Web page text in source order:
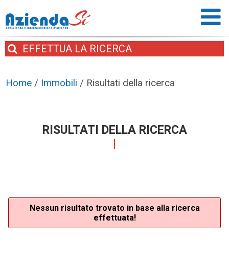
EFFETTUA LA RICERCA
Home / Immobili / Risultati della ricerca
RISULTATI DELLA RICERCA
Nessun risultato trovato in base alla ricerca
effettuata!